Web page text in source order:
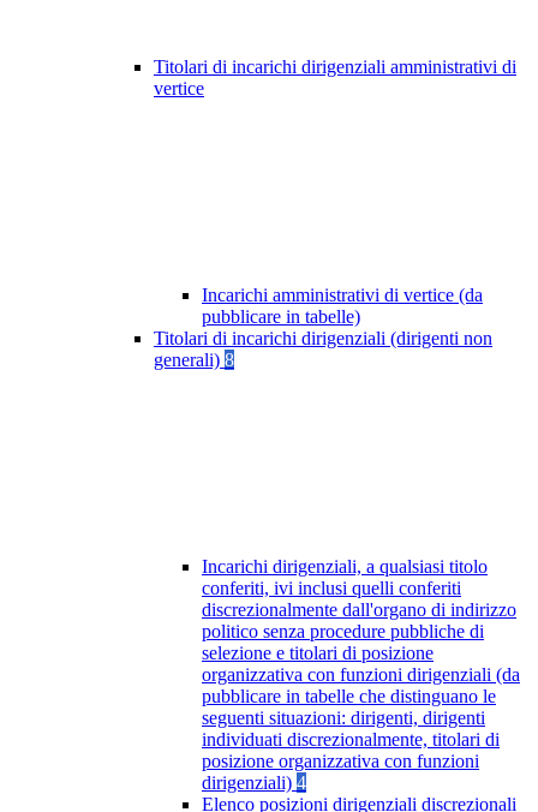
Titolari di incarichi dirigenziali amministrativi di
vertice
Incarichi amministrativi di vertice (da
pubblicare in tabelle)
Titolari di incarichi dirigenziali (dirigenti non
generali) 8
Incarichi dirigenziali, a qualsiasi titolo
conferiti, ivi inclusi quelli conferiti
discrezionalmente dall'organo di indirizzo
politico senza procedure pubbliche di
selezione e titolari di posizione
organizzativa con funzioni dirigenziali (da
pubblicare in tabelle che distinguano le
seguenti situazioni: dirigenti, dirigenti
individuati discrezionalmente, titolari di
posizione organizzativa con funzioni
dirigenziali) 4
Elenco posizioni dirigenziali discrezionali